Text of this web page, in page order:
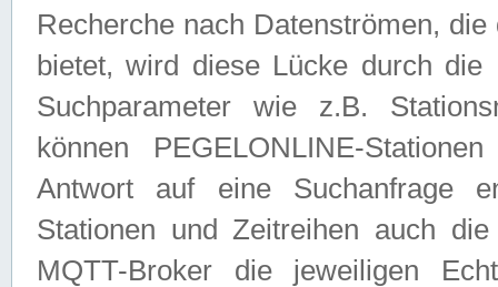
Recherche nach Datenströmen,
bietet, wird diese Lücke durch die
Suchparameter wie z.B.
können PEGELONLINE-
Antwort auf eine Suchanfrage
Stationen und Zeitreihen auch
MQTT-Broker die jeweiligen